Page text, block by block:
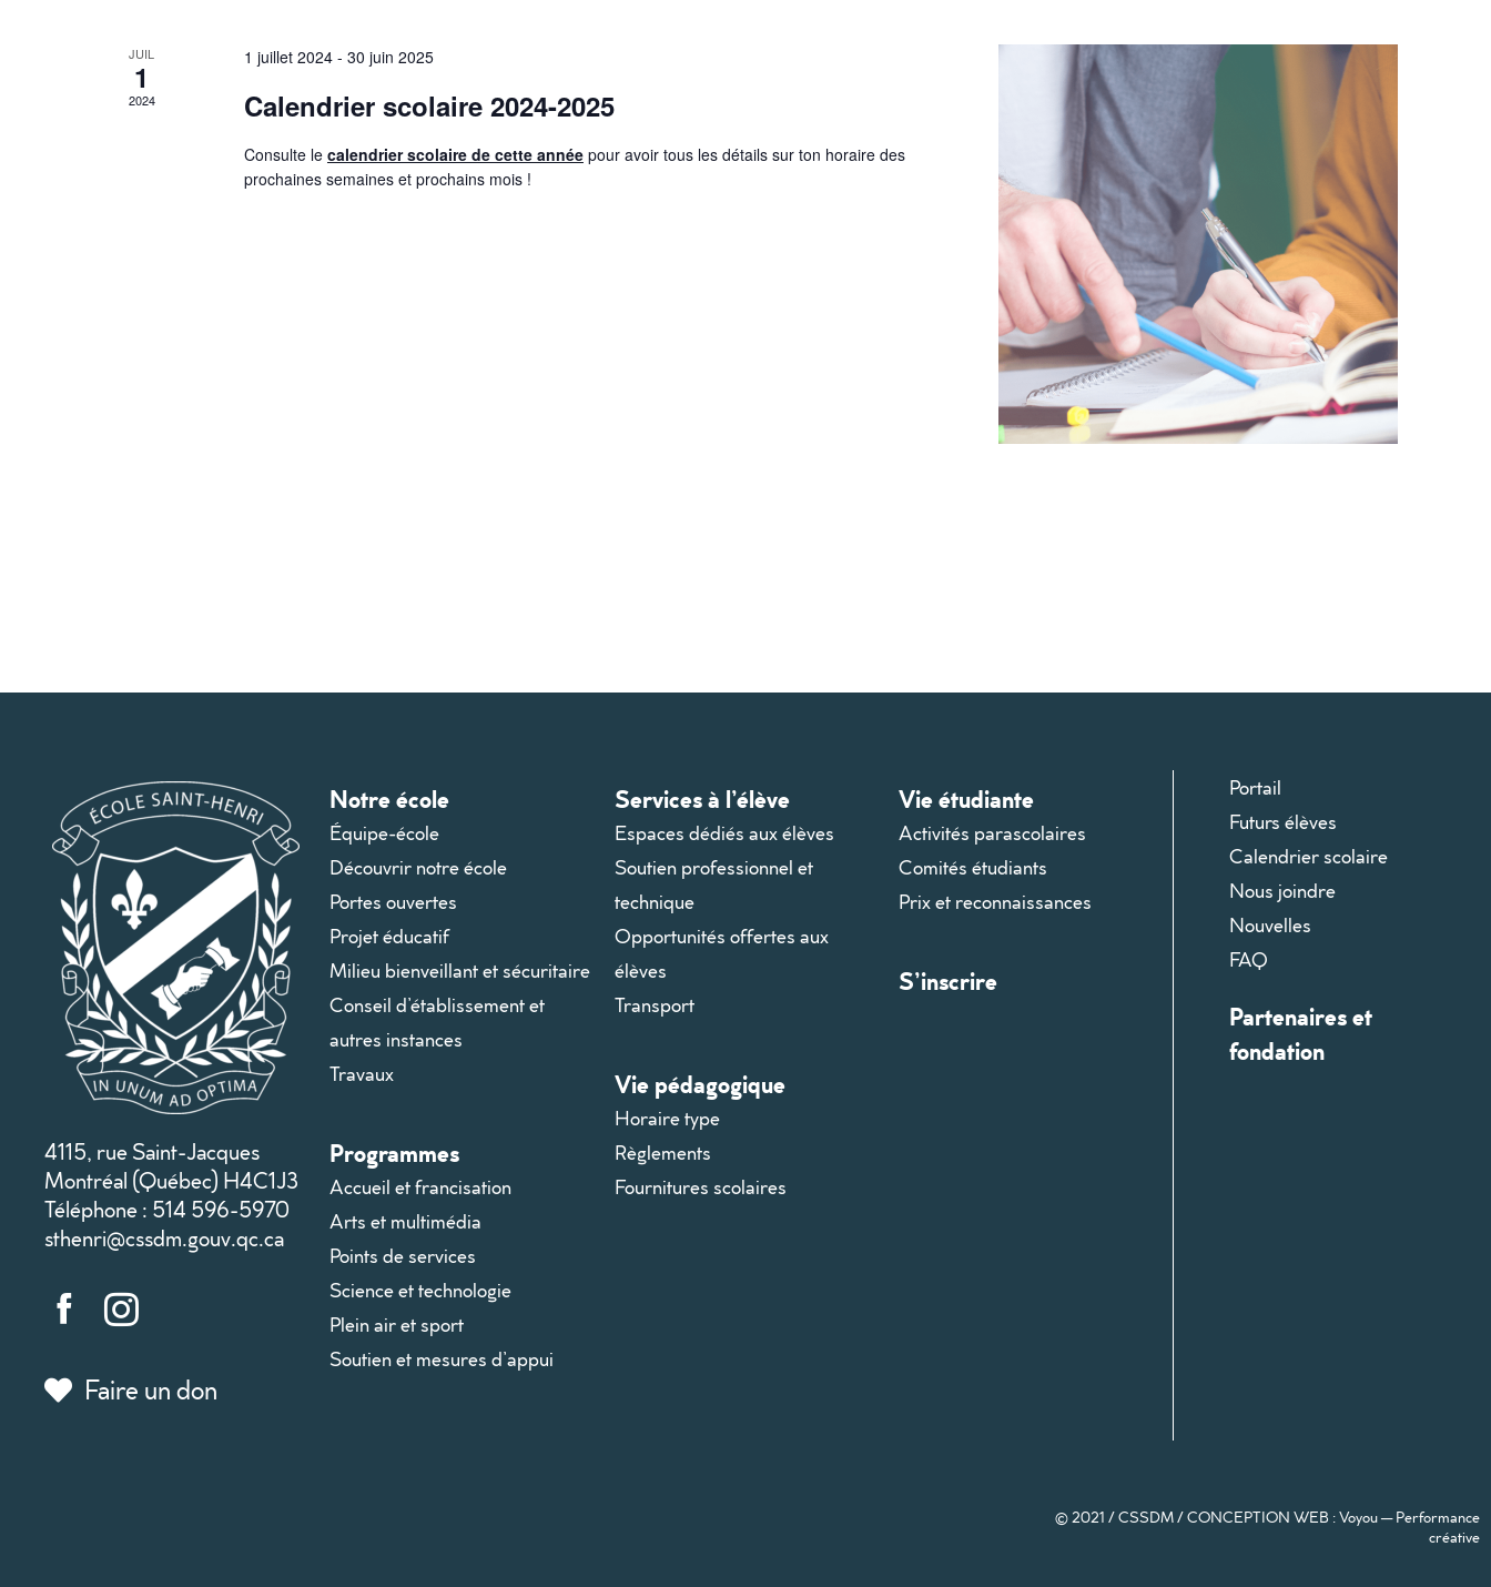
JUIL
1
2024
1 juillet 2024- 30 juin 2025
Calendrier scolaire 2024-2025
Consulte le calendrier scolaire de cette annéepour avoir tous les détails sur ton horaire des
prochaines semaines et prochains mois !
4115, rue Saint-Jacques
Montréal (Québec) H4C1J3
Téléphone : 514 596-5970
sthenri@cssdm.gouv.qc.ca
Faire un don
Notre école
Équipe-école
Découvrir notre école
Portes ouvertes
Projet éducatif
Milieu bienveillant et sécuritaire
Conseil d’établissement et
autres instances
Travaux
Programmes
Accueil et francisation
Arts et multimédia
Points de services
Science et technologie
Plein air et sport
Soutien et mesures d’appui
Services à l’élève
Espaces dédiés aux élèves
Soutien professionnel et
technique
Opportunités offertes aux
élèves
Transport
Vie pédagogique
Horaire type
Règlements
Fournitures scolaires
Vie étudiante
Activités parascolaires
Comités étudiants
Prix et reconnaissances
S’inscrire
Portail
Futurs élèves
Calendrier scolaire
Nous joindre
Nouvelles
FAQ
Partenaires et
fondation
© 2021 / CSSDM /CONCEPTION WEB : Voyou — Performance
créative